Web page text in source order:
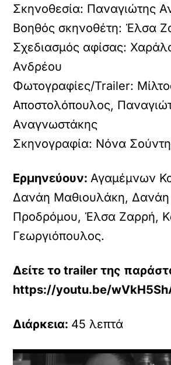
Σκηνοθεσία: Παναγιώτης
Βοηθός σκηνοθέτη: Έλσα
Σχεδιασμός αφίσας:
Ανδρέου
Φωτογραφίες/Trailer:
Αποστολόπουλος,
Αναγνωστάκης
Σκηνογραφία: Νόνα Σούντη
Ερμηνεύουν:Αγαμέμνων
Δανάη Μαθιουλάκη, Δανάη
Προδρόμου, Έλσα Ζαρρή,
Γεωργιόπουλος.
Δείτε το trailer της
https://youtu.be/
Διάρκεια: 45 λεπτά